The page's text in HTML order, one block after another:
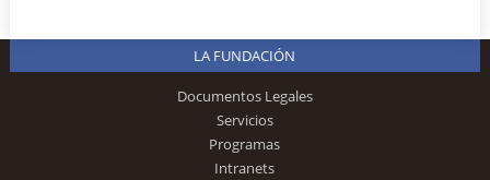
LA FUNDACIÓN
Documentos Legales
Servicios
Programas
Intranets